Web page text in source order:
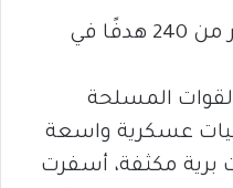
القوات المسلحة تحصد أكثر من 240 هدفًا في
المسلحة
عسكرية واسعة
مكثفة، أسفرت